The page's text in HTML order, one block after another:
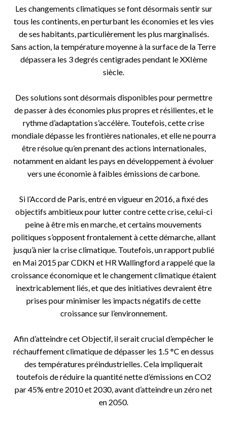
Les changements climatiques se font désormais sentir sur
tous les continents, en perturbant les économies et les vies
de ses habitants, particulièrement les plus marginalisés.
Sans action, la température moyenne à la surface de la Terre
dépassera les 3 degrés centigrades pendant le XXIème
siècle.
Des solutions sont désormais disponibles pour permettre
de passer à des économies plus propres et résilientes, et le
rythme d’adaptation s’accélère. Toutefois, cette crise
mondiale dépasse les frontières nationales, et elle ne pourra
être résolue qu’en prenant des actions internationales,
notamment en aidant les pays en développement à évoluer
vers une économie à faibles émissions de carbone.
Si l’Accord de Paris, entré en vigueur en 2016, a fixé des
objectifs ambitieux pour lutter contre cette crise, celui-ci
peine à être mis en marche, et certains mouvements
politiques s’opposent frontalement à cette démarche, allant
jusqu’à nier la crise climatique. Toutefois, un rapport publié
en Mai 2015 par CDKN et HR Wallingford a rappelé que la
croissance économique et le changement climatique étaient
inextricablement liés, et que des initiatives devraient être
prises pour minimiser les impacts négatifs de cette
croissance sur l’environnement.
Afin d’atteindre cet Objectif, il serait crucial d’empêcher le
réchauffement climatique de dépasser les 1.5 °C en dessus
des températures préindustrielles. Cela impliquerait
toutefois de réduire la quantité nette d’émissions en CO2
par 45% entre 2010 et 2030, avant d’atteindre un zéro net
en 2050.